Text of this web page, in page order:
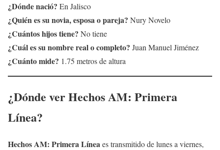
¿Dónde nació? En Jalisco
¿Quién es su novia, esposa o pareja? Nury Novelo
¿Cuántos hijos tiene? No tiene
¿Cuál es su nombre real o completo? Juan Manuel Jiménez
¿Cuánto mide? 1.75 metros de altura
¿Dónde ver Hechos AM: Primera
Línea?
Hechos AM: Primera Líneaes transmitido de lunes a viernes,